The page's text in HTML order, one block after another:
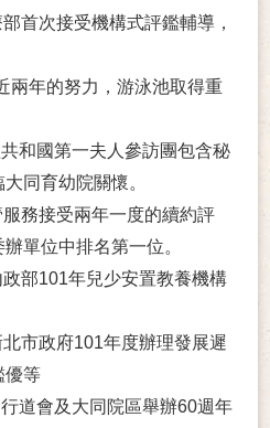
首次接受機構式評鑑輔導，
兩年的努力，游泳池取得重
和國第一夫人參訪團包含秘
同育幼院關懷。
務接受兩年一度的續約評
單位中排名第一位。
部101年兒少安置教養機構
市政府101年度辦理發展遲
優等
道會及大同院區舉辦60週年